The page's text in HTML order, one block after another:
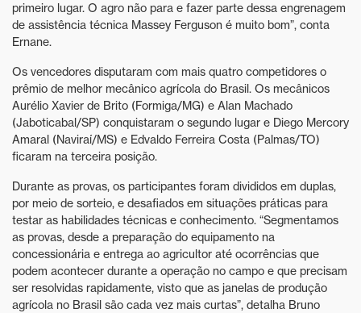
primeiro lugar. O agro não para e fazer parte dessa engrenagem
de assistência técnica Massey Ferguson é muito bom”, conta
Ernane.
Os vencedores disputaram com mais quatro competidores o
prêmio de melhor mecânico agrícola do Brasil. Os mecânicos
Aurélio Xavier de Brito (Formiga/MG) e Alan Machado
(Jaboticabal/SP) conquistaram o segundo lugar e Diego Mercory
Amaral (Naviraí/MS) e Edvaldo Ferreira Costa (Palmas/TO)
ficaram na terceira posição.
Durante as provas, os participantes foram divididos em duplas,
por meio de sorteio, e desafiados em situações práticas para
testar as habilidades técnicas e conhecimento. “Segmentamos
as provas, desde a preparação do equipamento na
concessionária e entrega ao agricultor até ocorrências que
podem acontecer durante a operação no campo e que precisam
ser resolvidas rapidamente, visto que as janelas de produção
agrícola no Brasil são cada vez mais curtas”, detalha Bruno